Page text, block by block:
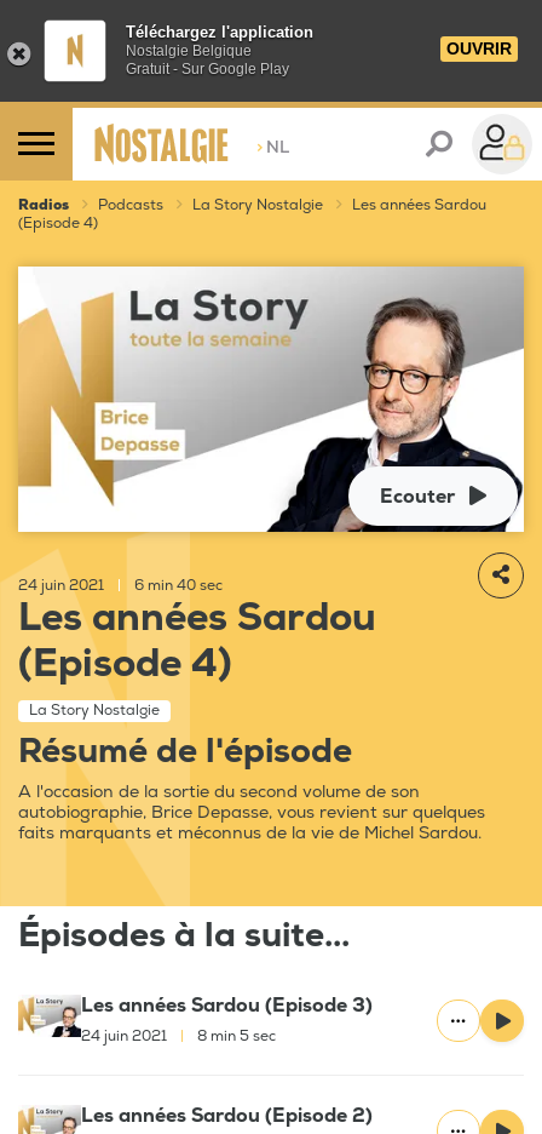
Téléchargez l'application
Nostalgie Belgique
Gratuit - Sur Google Play
OUVRIR
> NL
Radios Podcasts La Story Nostalgie
Les années Sardou
(Episode 4)
Ecouter
24 juin 2021 6 min 40 sec
Les années Sardou
(Episode 4)
La Story Nostalgie
Résumé de l'épisode
A l'occasion de la sortie du second volume de son
autobiographie, Brice Depasse, vous revient sur quelques
faits marquants et méconnus de la vie de Michel Sardou.
Épisodes à la suite...
Les années Sardou (Episode 3)
24 juin 2021 8 min 5 sec
Les années Sardou (Episode 2)